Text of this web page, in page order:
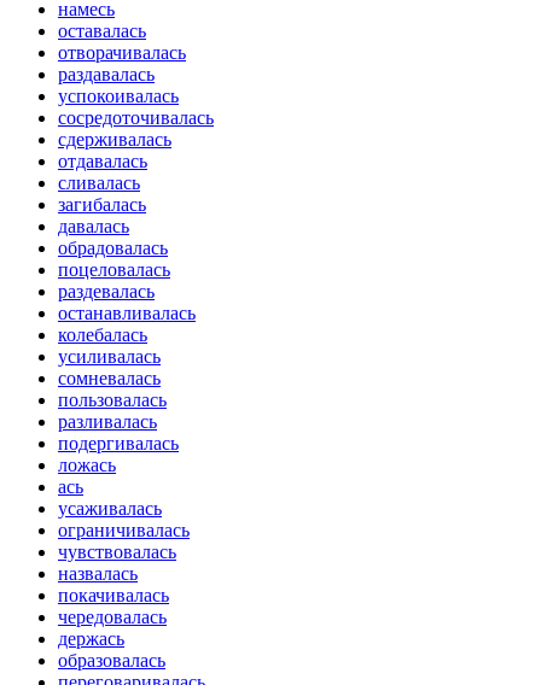
намесь
оставалась
отворачивалась
раздавалась
успокоивалась
сосредоточивалась
сдерживалась
отдавалась
сливалась
загибалась
давалась
обрадовалась
поцеловалась
раздевалась
останавливалась
колебалась
усиливалась
сомневалась
пользовалась
разливалась
подергивалась
ложась
ась
усаживалась
ограничивалась
чувствовалась
назвалась
покачивалась
чередовалась
держась
образовалась